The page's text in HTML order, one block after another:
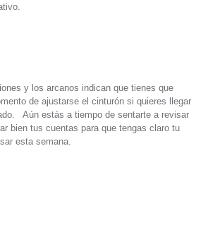
y los arcanos indican que tienes que
de ajustarse el cinturón si quieres llegar
Aún estás a tiempo de sentarte a revisar
bien tus cuentas para que tengas claro tu
esta semana.